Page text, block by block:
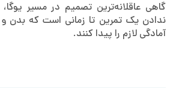
گاهی عاقلانه‌ترین تصمیم در مسیر یوگا،
ندادن یک تمرین تا زمانی است که بدن
آمادگی لازم را پیدا کنند.